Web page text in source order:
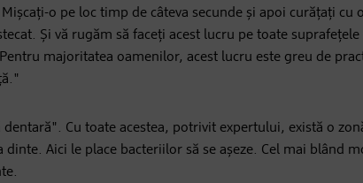
o pe loc timp de câteva secunde și apoi curățați cu o
Și vă rugăm să faceți acest lucru pe toate
majoritatea oamenilor, acest lucru este greu de
Cu toate acestea, potrivit expertului, există o
Aici le place bacteriilor să se așeze. Cel mai blând